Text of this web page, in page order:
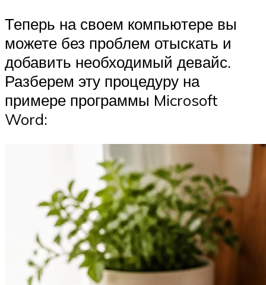
Теперь на своем компьютере вы
можете без проблем отыскать и
добавить необходимый девайс.
Разберем эту процедуру на
примере программы Microsoft
Word: